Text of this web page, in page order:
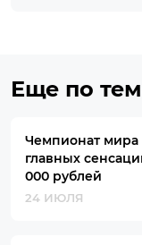
Еще по
Чемпионат мира
главных
000 рублей
24 ИЮЛЯ